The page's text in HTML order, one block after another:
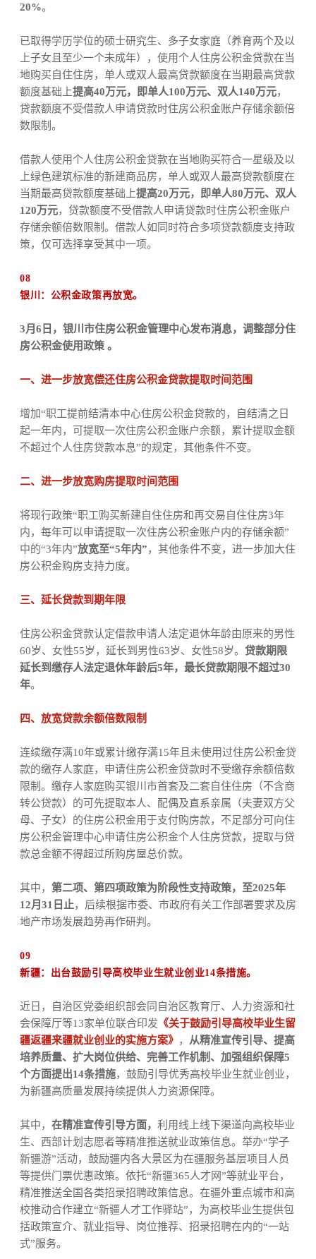
20%。
已取得学历学位的硕士研究生、多子女家庭（养育两个及以
上子女且至少一个未成年），使用个人住房公积金贷款在当
地购买自住住房，单人或双人最高贷款额度在当期最高贷款
额度基础上提高40万元，即单人100万元、双人140万元，
贷款额度不受借款人申请贷款时住房公积金账户存储余额倍
数限制。
借款人使用个人住房公积金贷款在当地购买符合一星级及以
上绿色建筑标准的新建商品房，单人或双人最高贷款额度在
当期最高贷款额度基础上提高20万元，即单人80万元、双人
120万元，贷款额度不受借款人申请贷款时住房公积金账户
存储余额倍数限制。借款人如同时符合多项贷款额度支持政
策，仅可选择享受其中一项。
08
银川：公积金政策再放宽。
3月6日，银川市住房公积金管理中心发布消息，调整部分住
房公积金使用政策 。
一、进一步放宽偿还住房公积金贷款提取时间范围
增加“职工提前结清本中心住房公积金贷款的，自结清之日
起一年内，可提取一次住房公积金账户余额，累计提取金额
不超过个人住房贷款本息”的规定，其他条件不变。
二、进一步放宽购房提取时间范围
将现行政策“职工购买新建自住住房和再交易自住住房3年
内，每年可以申请提取一次住房公积金账户内的存储余额”
中的“3年内”放宽至“5年内”，其他条件不变，进一步加大住
房公积金购房支持力度。
三、延长贷款到期年限
住房公积金贷款认定借款申请人法定退休年龄由原来的男性
60岁、女性55岁，延长到男性63岁、女性58岁。 贷款期限
延长到缴存人法定退休年龄后5年，最长贷款期限不超过30
年。
四、放宽贷款余额倍数限制
连续缴存满10年或累计缴存满15年且未使用过住房公积金贷
款的缴存人家庭，申请住房公积金贷款时不受缴存余额倍数
限制。缴存人家庭购买银川市首套及二套自住住房（不含商
转公贷款）的可先提取本人、配偶及直系亲属（夫妻双方父
母、子女）的住房公积金用于支付购房款，不足部分可向住
房公积金管理中心申请住房公积金个人住房贷款，提取与贷
款总金额不得超过所购房屋总价款。
其中， 第二项、第四项政策为阶段性支持政策，至2025年
12月31日止，后续根据市委、市政府有关工作部署要求及房
地产市场发展趋势再作研判。
09
新疆：出台鼓励引导高校毕业生就业创业14条措施。
近日，自治区党委组织部会同自治区教育厅、人力资源和社
会保障厅等13家单位联合印发 《关于鼓励引导高校毕业生留
疆返疆来疆就业创业的实施方案》 ， 从精准宣传引导、提高
培养质量、扩大岗位供给、完善工作机制、加强组织保障5
个方面提出14条措施，鼓励引导优秀高校毕业生就业创业，
为新疆高质量发展持续提供人力资源保障。
其中， 在精准宣传引导方面， 利用线上线下渠道向高校毕业
生、西部计划志愿者等精准推送就业政策信息。举办“学子
新疆游”活动，鼓励疆内各大景区为在疆服务基层项目人员
等提供门票优惠政策。依托“新疆365人才网”等就业平台，
精准推送全国各类招录招聘政策信息。在疆外重点城市和高
校推动合作建立“新疆人才工作驿站”，为高校毕业生提供包
括政策宣介、就业指导、岗位推荐、招录招聘在内的“一站
式”服务。